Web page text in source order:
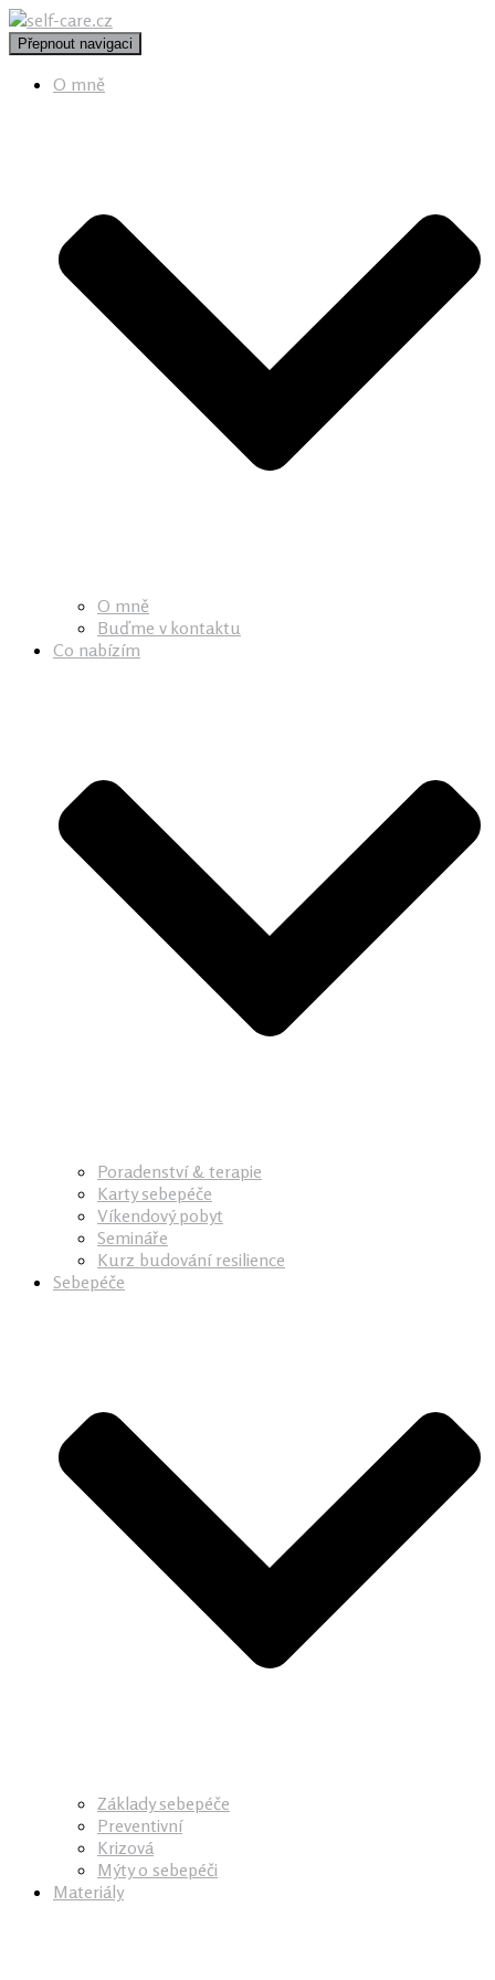
Přepnout navigaci
O mně
O mně
Buďme v kontaktu
Co nabízím
Poradenství & terapie
Karty sebepéče
Víkendový pobyt
Semináře
Kurz budování resilience
Sebepéče
Základy sebepéče
Preventivní
Krizová
Mýty o sebepéči
Materiály